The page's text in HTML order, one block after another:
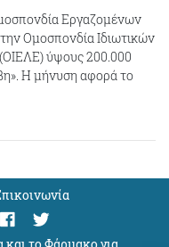
Εργαζομένων
Ομοσπονδία Ιδιωτικών
ύψους 200.000
Η μήνυση αφορά το